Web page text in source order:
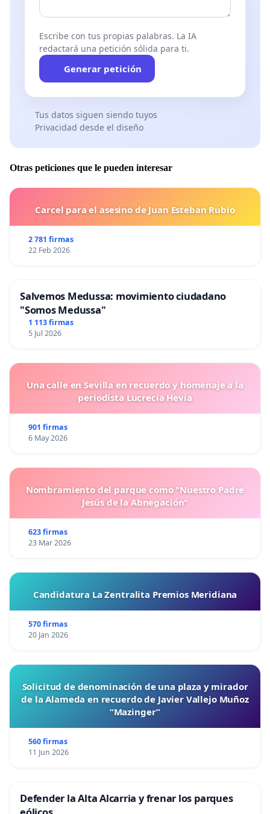
Escribe con tus propias palabras. La IA
redactará una petición sólida para ti.
Generar petición
Tus datos siguen siendo tuyos
Privacidad desde el diseño
Otras peticiones que le pueden interesar
Carcel para el asesino de Juan Esteban Rubio
2 781 firmas
22 Feb 2026
Salvemos Medussa: movimiento ciudadano
"Somos Medussa"
1 113 firmas
5 Jul 2026
Una calle en Sevilla en recuerdo y homenaje a la
periodista Lucrecia Hevia
901 firmas
6 May 2026
Nombramiento del parque como "Nuestro Padre
Jesús de la Abnegación"
623 firmas
23 Mar 2026
Candidatura La Zentralita Premios Meridiana
570 firmas
20 Jan 2026
Solicitud de denominación de una plaza y mirador
de la Alameda en recuerdo de Javier Vallejo Muñoz
“Mazinger”
560 firmas
11 Jun 2026
Defender la Alta Alcarria y frenar los parques